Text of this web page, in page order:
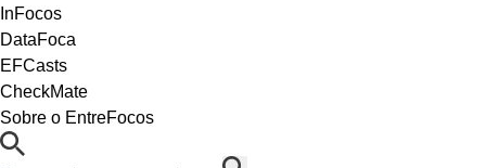
InFocos
DataFoca
EFCasts
CheckMate
Sobre o EntreFocos